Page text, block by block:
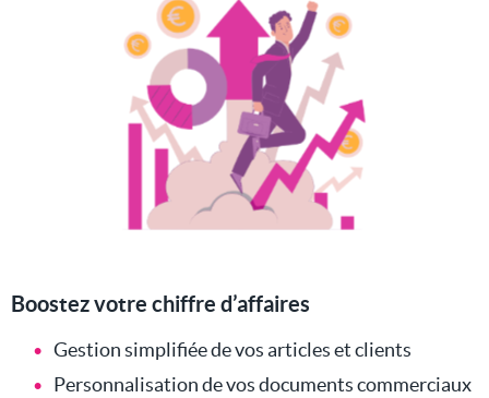
Boostez votre chiffre d’affaires
Gestion simplifiée de vos articles et clients
Personnalisation de vos documents commerciaux